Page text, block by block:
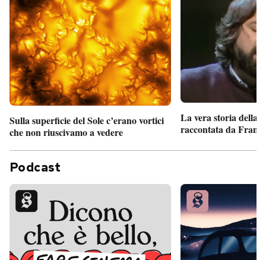
Sulla superficie del Sole c’erano vortici
che non riuscivamo a vedere
La vera storia della
raccontata da
Podcast